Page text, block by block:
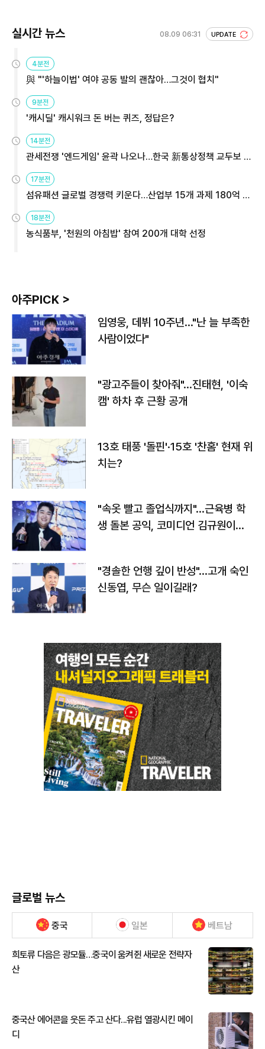
실시간 뉴스 08.09 06:31 UPDATE
4분전
與 "'하늘이법' 여야 공동 발의 괜찮아…그것이 협치"
9분전
'캐시딜' 캐시워크 돈 버는 퀴즈, 정답은?
14분전
관세전쟁 '엔드게임' 윤곽 나오나…한국 新통상정책 교두보 활
17분전
섬유패션 글로벌 경쟁력 키운다…산업부 15개 과제 180억 지
18분전
농식품부, '천원의 아침밥' 참여 200개 대학 선정
아주PICK >
임영웅, 데뷔 10주년…"난 늘 부족한
사람이었다"
"광고주들이 찾아줘"…진태현, '이숙
캠' 하차 후 근황 공개
13호 태풍 '돌핀'·15호 '찬홈' 현재 위
치는?
"속옷 빨고 졸업식까지"…근육병 학
생 돌본 공익, 코미디언 김규원이었
"경솔한 언행 깊이 반성"…고개 숙인
신동엽, 무슨 일이길래?
글로벌 뉴스
중국 일본 베트남
희토류 다음은 광모듈…중국이 움켜쥔 새로운 전략자
산
중국산 에어콘을 웃돈 주고 산다...유럽 열광시킨 메이
디